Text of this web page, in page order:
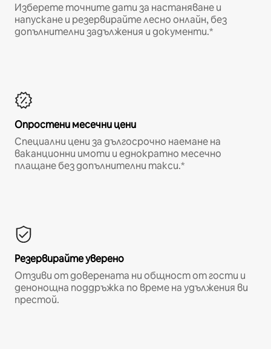
Изберете точните дати за настаняване и
напускане и резервирайте лесно онлайн, без
допълнителни задължения и документи.*
Опростени месечни цени
Специални цени за дългосрочно наемане на
ваканционни имоти и еднократно месечно
плащане без допълнителни такси.*
Резервирайте уверено
Отзиви от доверената ни общност от гости и
денонощна поддръжка по време на удължения ви
престой.